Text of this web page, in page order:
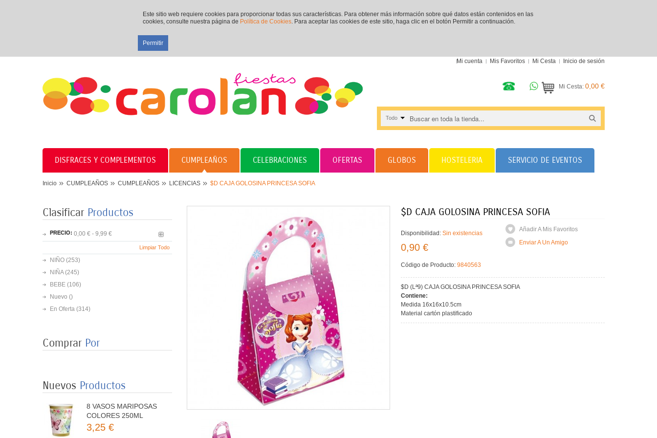
Este sitio web requiere cookies para proporcionar todas sus características. Para obtener más información sobre qué datos están contenidos en las
cookies, consulte nuestra página de Política de Cookies. Para aceptar las cookies de este sitio, haga clic en el botón Permitir a continuación.
Permitir
Mi cuenta Mis Favoritos Mi Cesta Inicio de sesión
Mi Cesta: 0,00 €
Todo
DISFRACES Y COMPLEMENTOS CUMPLEAÑOS CELEBRACIONES OFERTAS GLOBOS HOSTELERIA SERVICIO DE EVENTOS
Inicio CUMPLEAÑOS CUMPLEAÑOS LICENCIAS $D CAJA GOLOSINA PRINCESA SOFIA
Clasificar Productos
PRECIO: 0,00 € - 9,99 €
Limpiar Todo
NIÑO (253)
NIÑA(245)
BEBE (106)
Nuevo ()
En Oferta (314)
Comprar Por
Nuevos Productos
8 PLATOS MARIPOSAS
COLORES 250ML
3,25 €
$D CAJA GOLOSINA PRINCESA SOFIA
Disponibilidad:Sin existencias
0,90 €
Código de Producto:9840563
Añadir A Mis Favoritos
Enviar A Un Amigo
$D (Lª9) CAJA GOLOSINA PRINCESA SOFIA
Contiene:
Medida 16x16x10.5cm
Material cartón plastificado